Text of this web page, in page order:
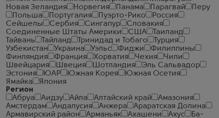
Новая Зеландия
Норвегия Панама Парагвай
Перу
Польша
Португалия Пуэрто-Рико
Россия
Сейшелы
Сербия Сингапур
Словакия
Соединенные Штаты Америки
США
Таиланд
Тайвань
Тайланд Тринидад и Тобаго
Турция
Узбекистан
Украина Уэльс Фиджи
Филиппины
Финляндия
Франция Хорватия Чехия
Чили
Швейцария
Швеция Шотландия
Эль Сальвадор
Эстония
ЮАР Южная Корея
Южная Осетия
Ямайка
Япония
Регион
Абруа
Аидзу Айла Алтайский край
Амазония
Амстердам
Андалусия Анжера
Араратская Долина
Армавирский район
Арманьяк Ахашени Ахус
Ба-